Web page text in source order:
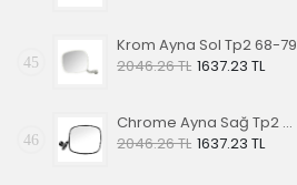
45
Krom Ayna Sol Tp2 68-79
2046.26 TL 1637.23 TL
46
Chrome Ayna Sağ Tp2 68-79
2046.26 TL 1637.23 TL